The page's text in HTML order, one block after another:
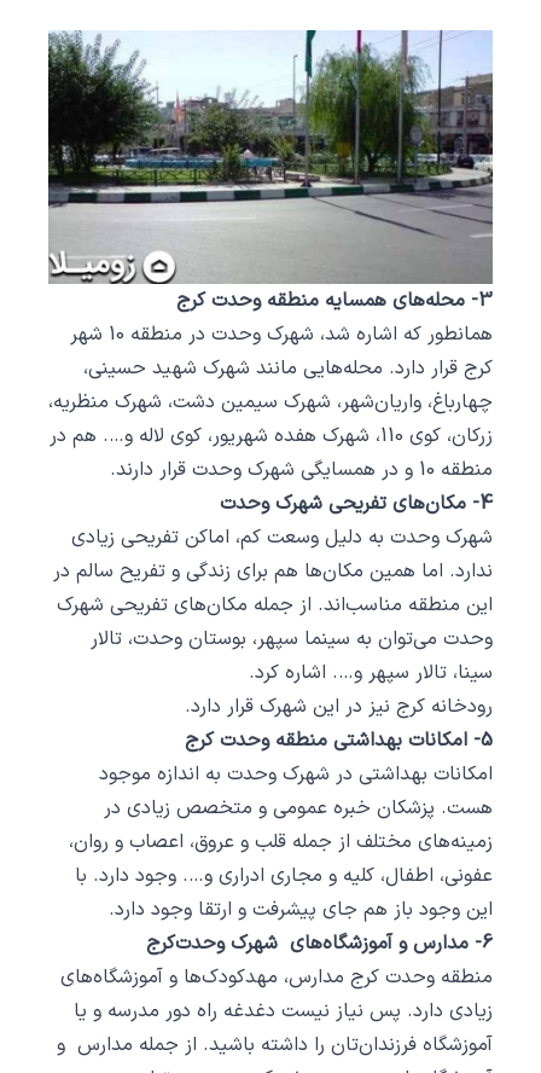
3- محله‌های همسایه منطقه وحدت کرج
همانطور که اشاره شد، شهرک وحدت در منطقه 10 شهر
کرج قرار دارد. محله‌هایی مانند شهرک شهید حسینی،
چهارباغ، واریان‌شهر، شهرک سیمین دشت، شهرک منظریه،
زرکان، کوی 110، شهرک هفده شهریور، کوی لاله و…. هم در
منطقه 10 و در همسایگی شهرک وحدت قرار دارند.
4- مکان‌های تفریحی شهرک وحدت
شهرک وحدت به دلیل وسعت کم، اماکن تفریحی زیادی
ندارد. اما همین مکان‌ها هم برای زندگی و تفریح سالم در
این منطقه مناسب‌اند. از جمله مکان‌های تفریحی شهرک
وحدت می‌توان به سینما سپهر، بوستان وحدت، تالار
سینا، تالار سپهر و…. اشاره کرد.
رودخانه کرج نیز در این شهرک قرار دارد.
5- امکانات بهداشتی منطقه وحدت کرج
امکانات بهداشتی در شهرک وحدت به اندازه موجود
هست. پزشکان خبره عمومی و متخصص زیادی در
زمینه‌های مختلف از جمله قلب و عروق، اعصاب و روان،
عفونی، اطفال، کلیه و مجاری ادراری و…. وجود دارد. با
این وجود باز هم جای پیشرفت و ارتقا وجود دارد.
6- مدارس و آموزشگاه‌های شهرک وحدت‌کرج
منطقه وحدت کرج مدارس، مهدکودک‌ها و آموزشگاه‌های
زیادی دارد. پس نیاز نیست دغدغه راه دور مدرسه و یا
آموزشگاه فرزندان‌تان را داشته باشید. از جمله مدارس و